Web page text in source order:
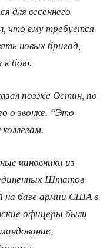
для весеннего
что ему требуется
новых бригад,
к бою.
позже Остин, по
о звонке. “Это
чиновники из
Штатов
на базе армии США в
офицеры были